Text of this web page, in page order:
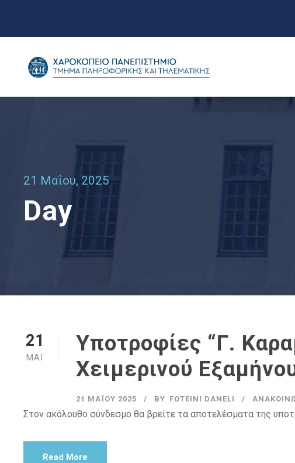
21 Μαΐου, 2025
Day
21
ΜΆΙ
Υποτροφίες “Γ.
Χειμερινού
21 ΜΑΪ́ΟΥ 2025 BY FOTEINI DANELI
Στον ακόλουθο σύνδεσμο θα βρείτε τα αποτελέσματα της
Read More